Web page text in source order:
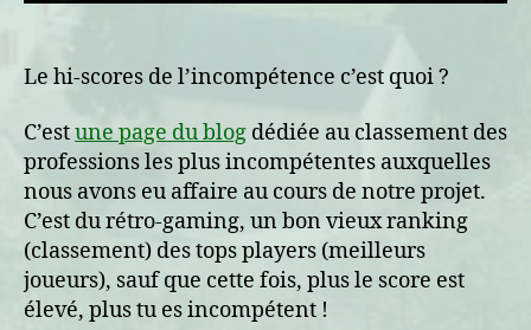
Le hi-scores de l’incompétence c’est quoi ?
C’estune page du blog dédiée au classement des
professions les plus incompétentes auxquelles
nous avons eu affaire au cours de notre projet.
C’est du rétro-gaming, un bon vieux ranking
(classement) des tops players (meilleurs
joueurs), sauf que cette fois, plus le score est
élevé, plus tu es incompétent !